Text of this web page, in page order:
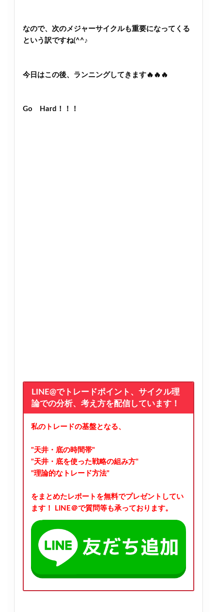
なので、次のメジャーサイクルも重要になってくる
という訳ですね(^^♪
今日はこの後、ランニングしてきます🔥🔥🔥
Go Hard！！！
LINE@でトレードポイント、サイクル理
論での分析、考え方を配信しています！
私のトレードの基盤となる、
"天井・底の時間帯"
"天井・底を使った戦略の組み方"
"理論的なトレード方法"
をまとめたレポートを無料でプレゼントしてい
ます！
LINE＠で質問等も承っております。